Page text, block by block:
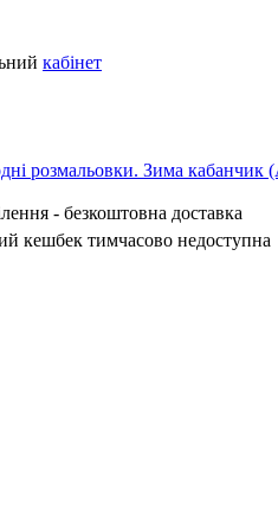
кабінет
розмальовки. Зима кабанчик
- безкоштовна доставка
кешбек тимчасово недоступна